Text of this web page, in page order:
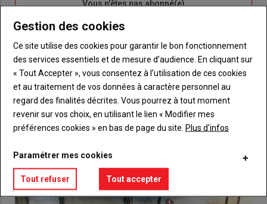
Sous-
Vous n'êtes pas abonné(e)
BodyChoisissez votre formule et créez votre
compte pour accéder à tout {nom-site}.
Lien Créez un compte
Gestion des cookies
Ce site utilise des cookies pour garantir le bon fonctionnement
des services essentiels et de mesure d’audience. En cliquant sur
« Tout Accepter », vous consentez à l’utilisation de ces cookies
et au traitement de vos données à caractère personnel au
regard des finalités décrites. Vous pourrez à tout moment
revenir sur vos choix, en utilisant le lien « Modifier mes
préférences cookies » en bas de page du site. Plus d'infos
Paramétrer mes cookies
Tout refuser Tout accepter